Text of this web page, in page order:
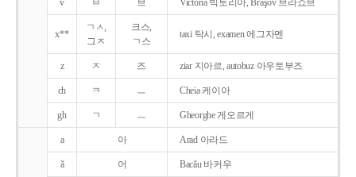
v ㅂ 브 Victoria 빅토리아, Braşov 브라쇼브
x**
ㄱㅅ,
그ㅈ
크스,
ㄱ스
taxi 탁시, examen 에그자멘
z ㅈ 즈 ziar 지아르, autobuz 아우토부즈
ch ㅋ ㅡ Cheia 케이아
gh ㄱ ㅡ Gheorghe 게오르게
a 아 Arad 아라드
ǎ 어 Bacǎu 바커우